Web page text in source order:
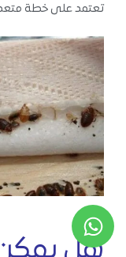
تعتمد على خطة